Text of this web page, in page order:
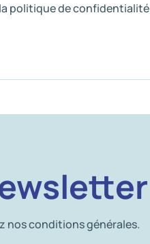
politique de confidentialité
nos conditions générales.